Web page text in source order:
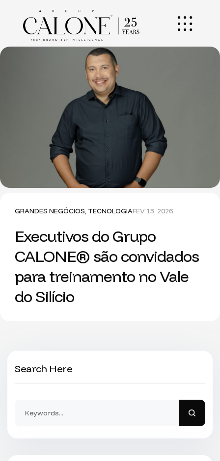
GRANDES NEGÓCIOS, TECNOLOGIAFEV 13, 2026
Executivos do Grupo
CALONE® são convidados
para treinamento no Vale
do Silício
Search Here